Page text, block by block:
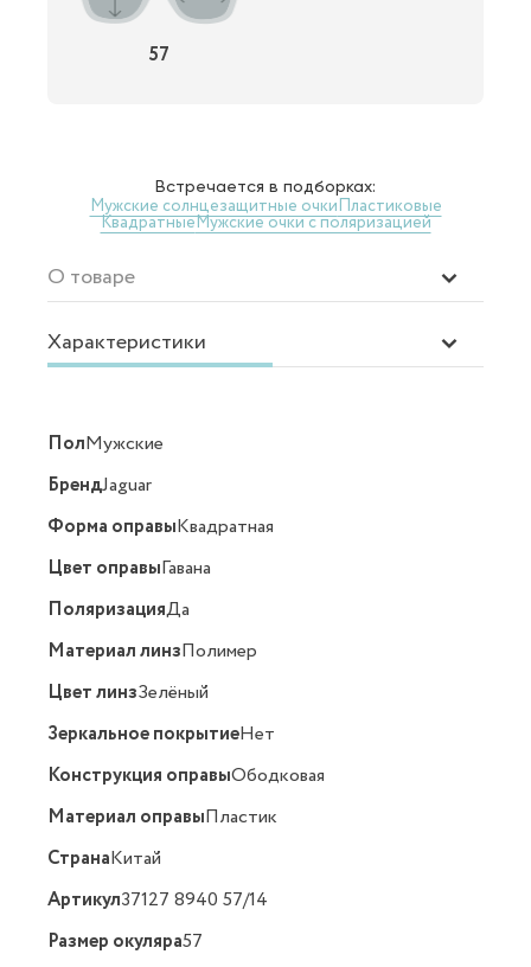
57
Встречается в подборках:
Мужские солнцезащитные очкиПластиковые
КвадратныеМужские очки с поляризацией
О товаре
Характеристики
ПолМужские
БрендJaguar
Форма оправыКвадратная
Цвет оправыГавана
ПоляризацияДа
Материал линзПолимер
Цвет линзЗелёный
Зеркальное покрытиеНет
Конструкция оправыОбодковая
Материал оправыПластик
СтранаКитай
Артикул37127 8940 57/14
Размер окуляра57